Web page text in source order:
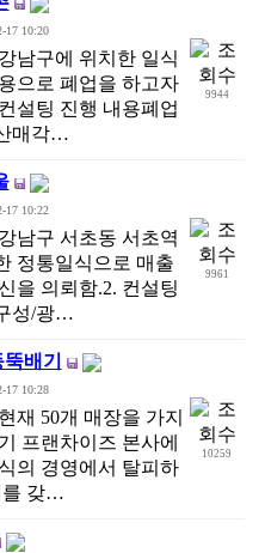
17 10:20
남구에 위치한 일식
으로 폐업을 하고자
설팅 진행 내용폐업
매각…
9944
17 10:22
남구 서초동 서초역
정통일식으로 매출
을 의뢰함.2. 컨설팅
성/광…
9961
배기
17 10:28
재 50개 매장을 가지
프랜차이즈 본사에
의 경영에서 탈피하
를 갖…
10259